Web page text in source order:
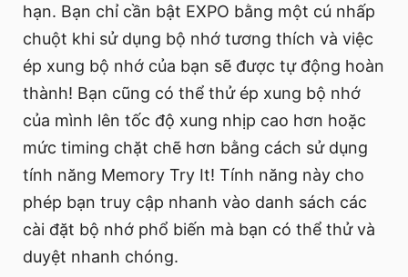
hạn. Bạn chỉ cần bật EXPO bằng một cú nhấp
chuột khi sử dụng bộ nhớ tương thích và việc
ép xung bộ nhớ của bạn sẽ được tự động hoàn
thành! Bạn cũng có thể thử ép xung bộ nhớ
của mình lên tốc độ xung nhịp cao hơn hoặc
mức timing chặt chẽ hơn bằng cách sử dụng
tính năng Memory Try It! Tính năng này cho
phép bạn truy cập nhanh vào danh sách các
cài đặt bộ nhớ phổ biến mà bạn có thể thử và
duyệt nhanh chóng.